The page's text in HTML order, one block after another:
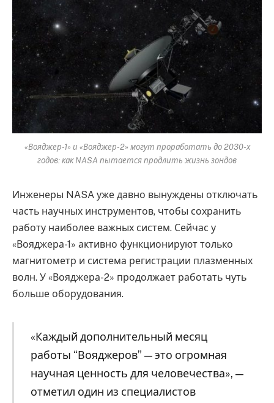
«Вояджер-1» и «Вояджер-2» могут проработать до 2030-х
годов: как NASA пытается продлить жизнь зондов
Инженеры NASA уже давно вынуждены отключать
часть научных инструментов, чтобы сохранить
работу наиболее важных систем. Сейчас у
«Вояджера-1» активно функционируют только
магнитометр и система регистрации плазменных
волн. У «Вояджера-2» продолжает работать чуть
больше оборудования.
«Каждый дополнительный месяц
работы “Вояджеров” — это огромная
научная ценность для человечества», —
отметил один из специалистов